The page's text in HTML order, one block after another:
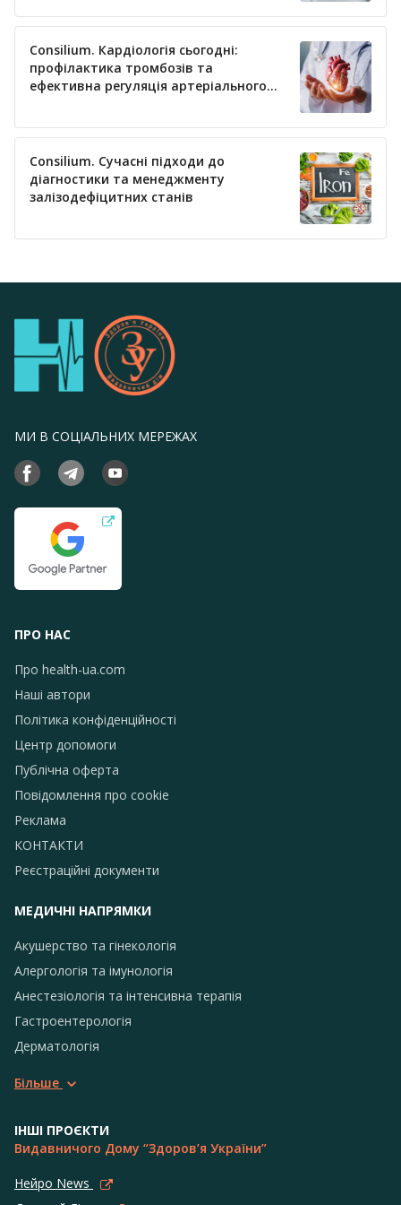
Consilium. Кардіологія сьогодні:
профілактика тромбозів та
ефективна регуляція артеріального
Consilium. Сучасні підходи до
діагностики та менеджменту
залізодефіцитних станів
МИ В СОЦІАЛЬНИХ МЕРЕЖАХ
ПРО НАС
Про health-ua.com
Наші автори
Політика конфіденційності
Центр допомоги
Публічна оферта
Повідомлення про сookie
Реклама
КОНТАКТИ
Реєстраційні документи
МЕДИЧНІ НАПРЯМКИ
Акушерство та гінекологія
Алергологія та імунологія
Анестезіологія та інтенсивна терапія
Гастроентерологія
Дерматологія
Більше
ІНШІ ПРОЄКТИ
Видавничого Дому “Здоров’я України”
Нейро News